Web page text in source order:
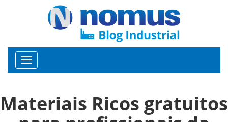
Toggle
navigation
Materiais Ricos gratuitos